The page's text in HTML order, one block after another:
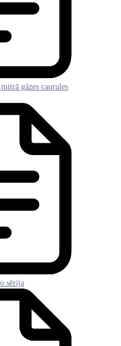
gāzes caurules
sērija